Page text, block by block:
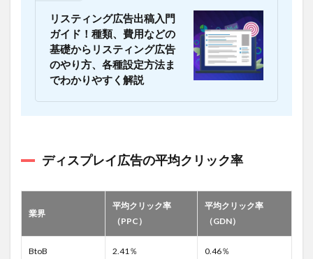
2.1
1.ディ
スプ
レイ
の指
クし
て問
所を
2.2
2.課題
リスティング広告出稿入門
ガイド！種類、費用などの
基礎からリスティング広告
のやり方、各種設定方法ま
でわかりやすく解説
ディスプレイ広告の平均クリック率
業界
平均クリック率
（PPC）
平均クリック率
（GDN）
BtoB 2.41％ 0.46％